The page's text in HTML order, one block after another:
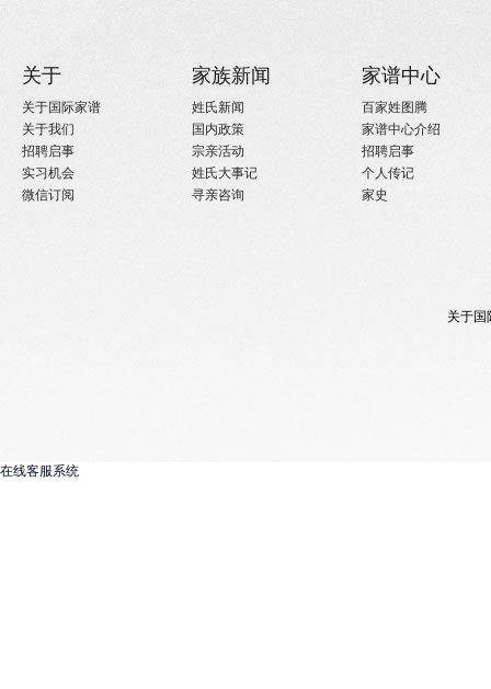
关于
关于国际家谱
关于我们
招聘启事
实习机会
微信订阅
家族新闻
姓氏新闻
国内政策
宗亲活动
姓氏大事记
寻亲咨询
家谱中心
百家姓图腾
家谱中心介绍
招聘启事
个人传记
家史
关于国
在线客服系统